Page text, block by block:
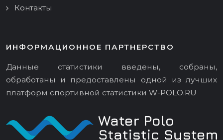
Контакты
ИНФОРМАЦИОННОЕ ПАРТНЕРСТВО
Данные статистики введены, собраны,
обработаны и предоставлены одной из лучших
платформ спортивной статистики W-POLO.RU